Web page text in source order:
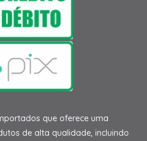
que oferece uma
de alta qualidade, incluindo